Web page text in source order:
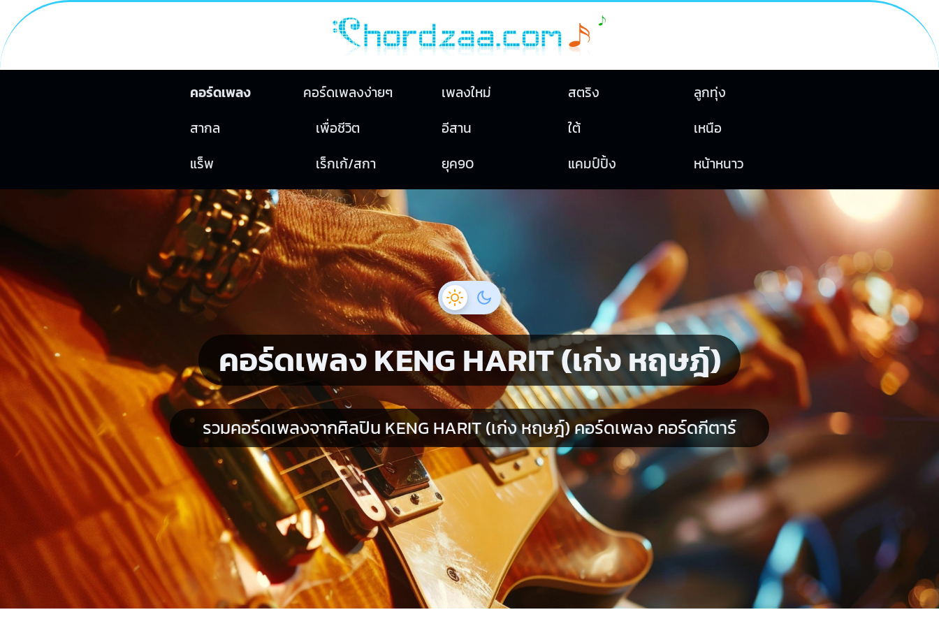
คอร์ดเพลง คอร์ดเพลงง่ายๆ เพลงใหม่ สตริง
ลูกทุ่ง
สากล
เพื่อชีวิต อีสาน ใต้
เหนือ
แร็พ
เร็กเก้/สกา ยุค90 แคมป์ปิ้ง หน้าหนาว
คอร์ดเพลง KENG HARIT (เก่ง หฤษฎ์)
รวมคอร์ดเพลงจากศิลปิน KENG HARIT (เก่ง หฤษฎ์) คอร์ดเพลง คอร์ดกีตาร์